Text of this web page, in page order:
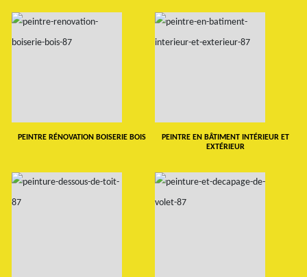
PEINTRE RÉNOVATION BOISERIE BOIS
PEINTRE EN BÂTIMENT INTÉRIEUR ET
EXTÉRIEUR